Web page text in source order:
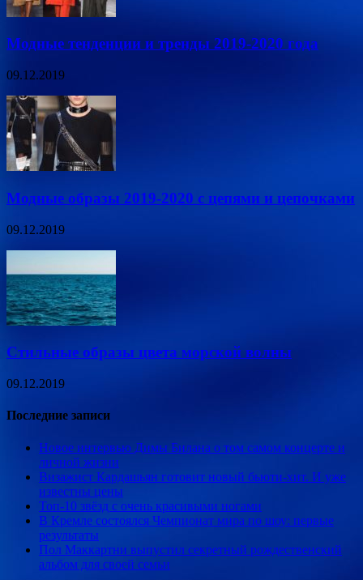
Модные тенденции и тренды 2019-2020 года
09.12.2019
Модные образы 2019-2020 с цепями и цепочками
09.12.2019
Стильные образы цвета морской волны
09.12.2019
Последние записи
Новое интервью Димы Билана о том самом концерте и
личной жизни
Визажист Кардашьян готовит новый бьюти-хит. И уже
известны цены
Топ-10 звёзд с очень красивыми ногами
В Кремле состоялся Чемпионат мира по шоу: первые
результаты
Пол Маккартни выпустил секретный рождественский
альбом для своей семьи